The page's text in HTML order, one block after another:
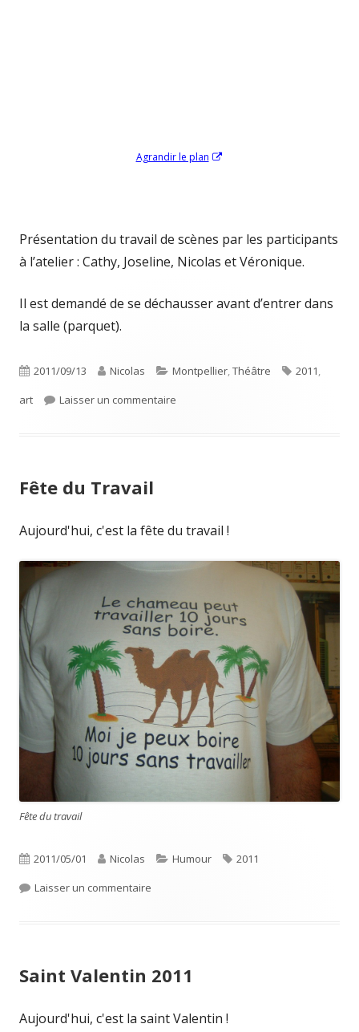
Agrandir le plan
Présentation du travail de scènes par les participants
à l’atelier : Cathy, Joseline, Nicolas et Véronique.
Il est demandé de se déchausser avant d’entrer dans
la salle (parquet).
Publié
2011/09/13 Auteur
Nicolas Catégories
Montpellier,Théâtre Étiquettes
2011,
art
Laisser un commentaire
Fête du Travail
Aujourd'hui, c'est la fête du travail !
Fête du travail
Publié
le
2011/05/01 Auteur
Nicolas Catégories
Humour Étiquettes
2011
Laisser un commentaire
Saint Valentin 2011
Aujourd'hui, c'est la saint Valentin !